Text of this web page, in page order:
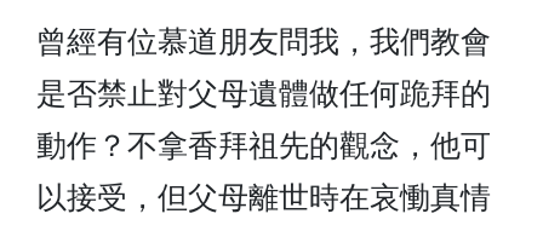
曾經有位慕道朋友問我，我們教會
是否禁止對父母遺體做任何跪拜的
動作？不拿香拜祖先的觀念，他可
以接受，但父母離世時在哀慟真情